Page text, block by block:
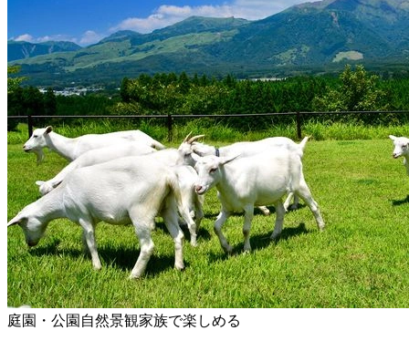
庭園・公園 自然景観家族で楽しめる